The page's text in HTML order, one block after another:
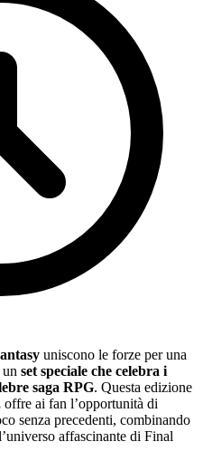
uniscono le forze per una
set speciale che celebra i
saga RPG. Questa edizione
offre ai fan l’opportunità di
senza precedenti, combinando
affascinante di Final